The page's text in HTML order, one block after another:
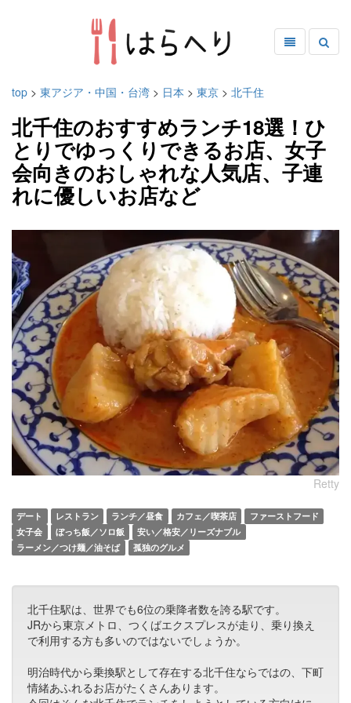
top > 東アジア・中国・台湾 > 日本 > 東京 > 北千住
北千住のおすすめランチ18選！ひ
とりでゆっくりできるお店、女子
会向きのおしゃれな人気店、子連
れに優しいお店など
Retty
デート レストラン ランチ／昼食 カフェ／喫茶店
ファーストフード
女子会
ぼっち飯／ソロ飯
安い／格安／リーズナブル
ラーメン／つけ麺／油そば
孤独のグルメ
北千住駅は、世界でも6位の乗降者数を誇る駅です。
JRから東京メトロ、つくばエクスプレスが走り、乗り換え
で利用する方も多いのではないでしょうか。
明治時代から乗換駅として存在する北千住ならではの、下町
情緒あふれるお店がたくさんあります。